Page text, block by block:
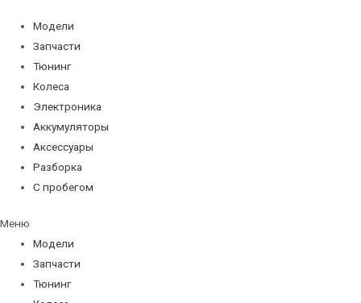
Модели
Запчасти
Тюнинг
Колеса
Электроника
Аккумуляторы
Аксессуары
Разборка
С пробегом
Меню
Модели
Запчасти
Тюнинг